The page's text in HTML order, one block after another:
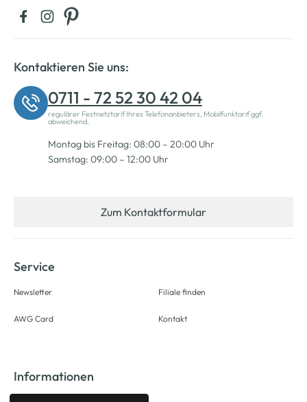
Kontaktieren Sie uns:
0711 - 72 52 30 42 04
regulärer Festnetztarif Ihres Telefonanbieters, Mobilfunktarif ggf.
abweichend.
Montag bis Freitag: 08:00 – 20:00 Uhr
Samstag: 09:00 – 12:00 Uhr
Zum Kontaktformular
Service
Newsletter
AWG Card
Filiale finden
Kontakt
Informationen